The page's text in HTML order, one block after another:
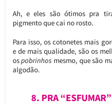
Ah, e eles são ótimos pra
pigmento que cai no rosto.
Para isso, os cotonetes mais
e de mais qualidade, são os
ospobrinhos mesmo, que são
algodão.
8. PRA